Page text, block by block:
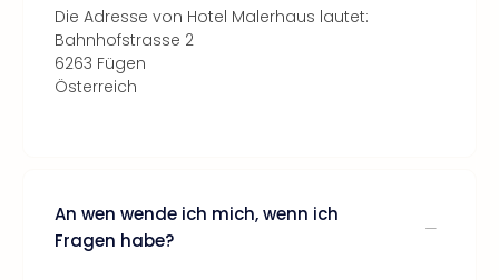
Die Adresse von Hotel Malerhaus lautet:
Bahnhofstrasse 2
6263 Fügen
Österreich
An wen wende ich mich, wenn ich
Fragen habe?